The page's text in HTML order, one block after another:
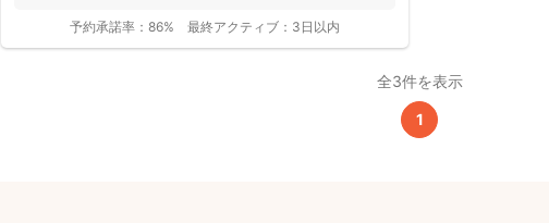
予約承諾率： 86% 最終アクティブ： 3日以内
全3件を表示
1
(税込)